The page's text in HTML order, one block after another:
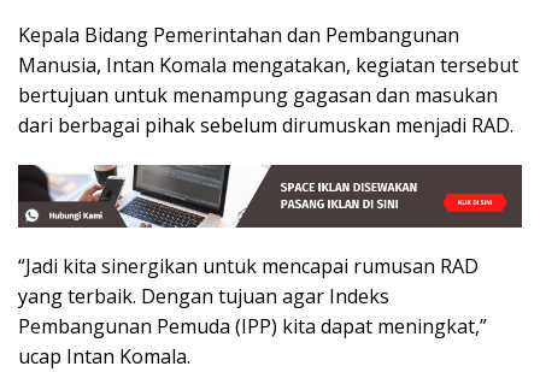
Kepala Bidang Pemerintahan dan Pembangunan
Manusia, Intan Komala mengatakan, kegiatan tersebut
bertujuan untuk menampung gagasan dan masukan
dari berbagai pihak sebelum dirumuskan menjadi RAD.
“Jadi kita sinergikan untuk mencapai rumusan RAD
yang terbaik. Dengan tujuan agar Indeks
Pembangunan Pemuda (IPP) kita dapat meningkat,”
ucap Intan Komala.